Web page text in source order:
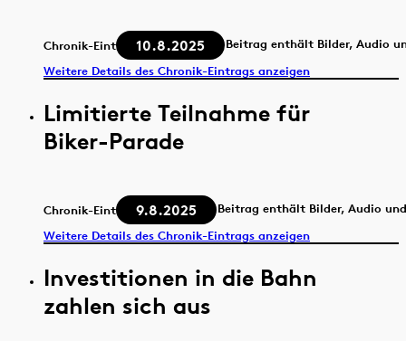
Chronik-Eintrag 10.8.2025
Beitrag enthält Bilder, Audio
Weitere Details des Chronik-Eintrags anzeigen
Limitierte Teilnahme für
Biker-Parade
Chronik-Eintrag 9.8.2025
Beitrag enthält Bilder, Audio
Weitere Details des Chronik-Eintrags anzeigen
Investitionen in die Bahn
zahlen sich aus